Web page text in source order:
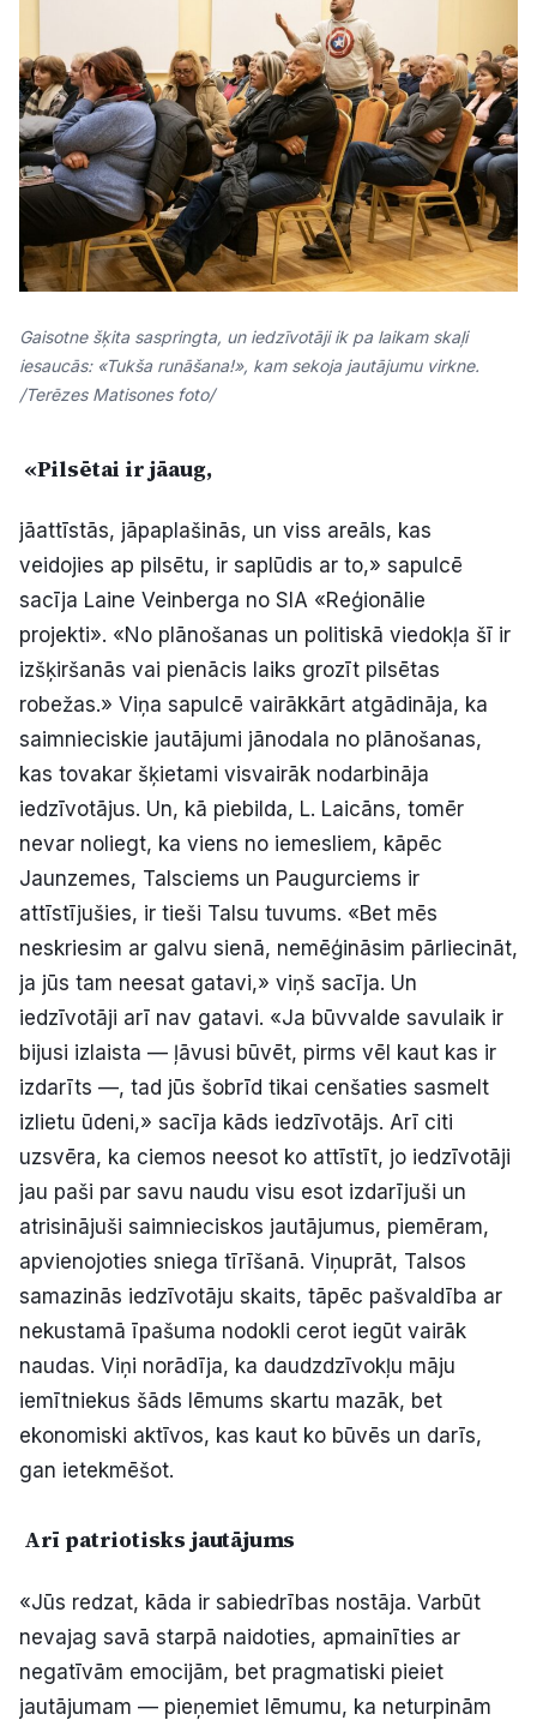
Gaisotne šķita saspringta, un iedzīvotāji ik pa laikam skaļi
iesaucās: «Tukša runāšana!», kam sekoja jautājumu virkne.
/Terēzes Matisones foto/
«Pilsētai ir jāaug,
jāattīstās, jāpaplašinās, un viss areāls, kas
veidojies ap pilsētu, ir saplūdis ar to,» sapulcē
sacīja Laine Veinberga no SIA «Reģionālie
projekti». «No plānošanas un politiskā viedokļa šī ir
izšķiršanās vai pienācis laiks grozīt pilsētas
robežas.» Viņa sapulcē vairākkārt atgādināja, ka
saimnieciskie jautājumi jānodala no plānošanas,
kas tovakar šķietami visvairāk nodarbināja
iedzīvotājus. Un, kā piebilda, L. Laicāns, tomēr
nevar noliegt, ka viens no iemesliem, kāpēc
Jaunzemes, Talsciems un Paugurciems ir
attīstījušies, ir tieši Talsu tuvums. «Bet mēs
neskriesim ar galvu sienā, nemēģināsim pārliecināt,
ja jūs tam neesat gatavi,» viņš sacīja. Un
iedzīvotāji arī nav gatavi. «Ja būvvalde savulaik ir
bijusi izlaista — ļāvusi būvēt, pirms vēl kaut kas ir
izdarīts —, tad jūs šobrīd tikai cenšaties sasmelt
izlietu ūdeni,» sacīja kāds iedzīvotājs. Arī citi
uzsvēra, ka ciemos neesot ko attīstīt, jo iedzīvotāji
jau paši par savu naudu visu esot izdarījuši un
atrisinājuši saimnieciskos jautājumus, piemēram,
apvienojoties sniega tīrīšanā. Viņuprāt, Talsos
samazinās iedzīvotāju skaits, tāpēc pašvaldība ar
nekustamā īpašuma nodokli cerot iegūt vairāk
naudas. Viņi norādīja, ka daudzdzīvokļu māju
iemītniekus šāds lēmums skartu mazāk, bet
ekonomiski aktīvos, kas kaut ko būvēs un darīs,
gan ietekmēšot.
Arī patriotisks jautājums
«Jūs redzat, kāda ir sabiedrības nostāja. Varbūt
nevajag savā starpā naidoties, apmainīties ar
negatīvām emocijām, bet pragmatiski pieiet
jautājumam — pieņemiet lēmumu, ka neturpinām